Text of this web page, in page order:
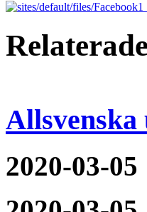
Allsvenska
2020-03-05